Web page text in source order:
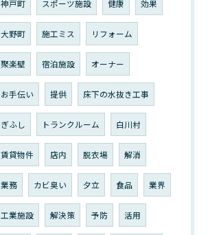
神戸町 スポーツ施設 健康 効果
大野町 施工ミス リフォーム
聚楽壁 宿泊施設 オーナー
お手伝い 提供 床下の水抜き工事
ぎふし トランクルーム 白川村
賃貸物件 店内 脱衣場 解消
業務 カビ臭い 夕立 食品 業界
工業施設 解決策 予防 活用